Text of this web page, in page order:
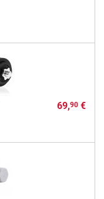
69,90€